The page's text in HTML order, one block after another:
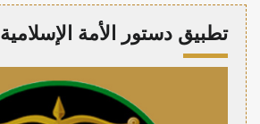
تطبيق دستور الأمة الإسلامية